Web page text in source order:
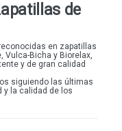
de
en zapatillas
, Vulca-Bicha y Biorelax,
y de gran calidad
siguiendo las últimas
y la calidad de los